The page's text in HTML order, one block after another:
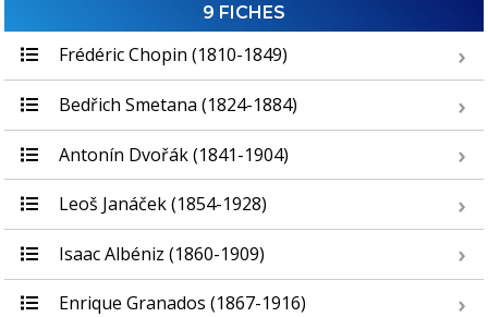
9 FICHES
Frédéric Chopin (1810-1849)
Bedřich Smetana (1824-1884)
Antonín Dvořák (1841-1904)
Leoš Janáček (1854-1928)
Isaac Albéniz (1860-1909)
Enrique Granados (1867-1916)